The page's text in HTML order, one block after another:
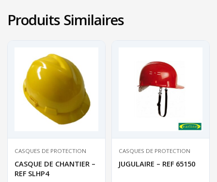
Produits Similaires
CASQUES DE PROTECTION
CASQUE DE CHANTIER –
REF SLHP4
CASQUES DE PROTECTION
JUGULAIRE – REF 65150